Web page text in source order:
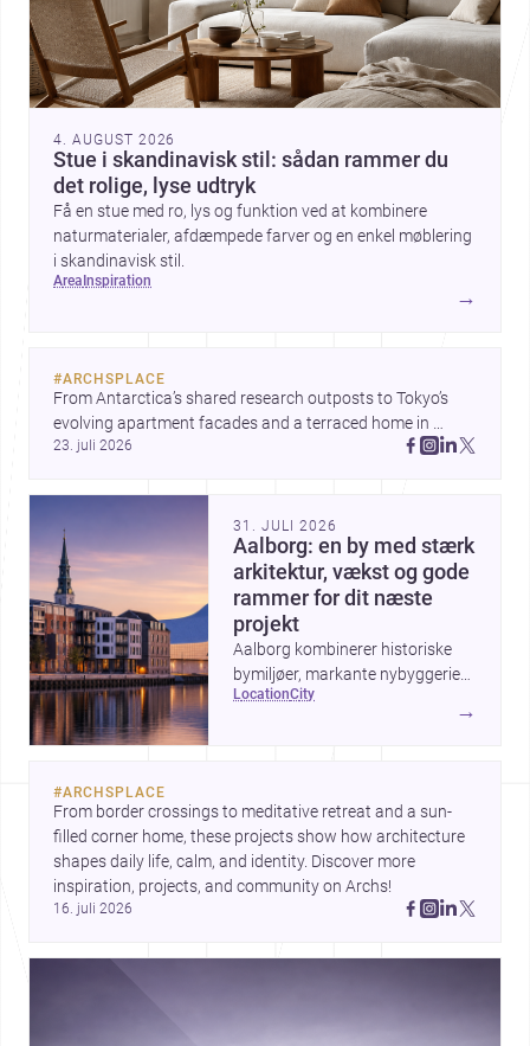
4. AUGUST 2026
Stue i skandinavisk stil: sådan rammer du
det rolige, lyse udtryk
Få en stue med ro, lys og funktion ved at kombinere
naturmaterialer, afdæmpede farver og en enkel møblering
i skandinavisk stil.
area inspiration
→
#ARCHSPLACE
From Antarctica’s shared research outposts to Tokyo’s
evolving apartment facades and a terraced home in
Amman, these projects show how architecture adapts to
23. juli 2026
31. JULI 2026
Aalborg: en by med stærk
arkitektur, vækst og gode
rammer for dit næste
projekt
Aalborg kombinerer historiske
bymiljøer, markante nybyggerier
og en aktiv udvikling ved
location city
→
#ARCHSPLACE
From border crossings to meditative retreat and a sun-
filled corner home, these projects show how architecture
shapes daily life, calm, and identity. Discover more
inspiration, projects, and community on Archs!
16. juli 2026